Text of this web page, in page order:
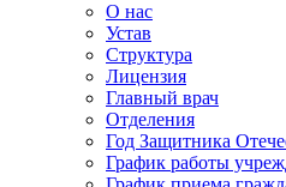
О нас
Устав
Структура
Лицензия
Главный врач
Отделения
Год Защитника
График работы